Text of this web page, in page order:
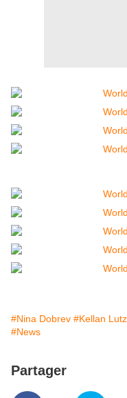
#Nina Dobrev #Kellan Lutz
#News
Partager